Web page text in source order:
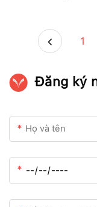
1
Đăng ký